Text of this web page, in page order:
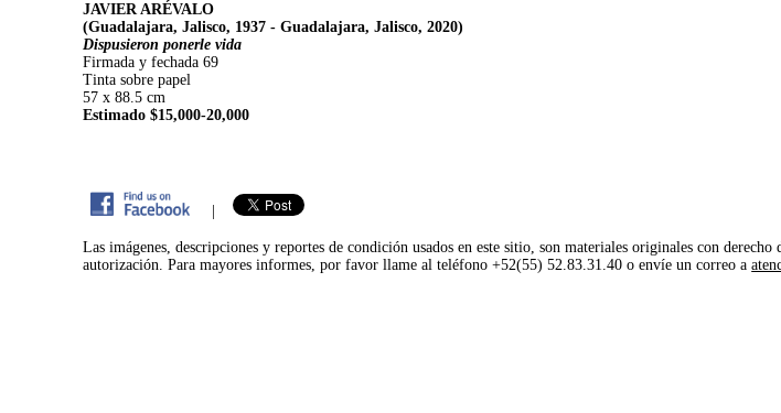
JAVIER ARÉVALO
(Guadalajara, Jalisco, 1937 - Guadalajara, Jalisco, 2020)
Dispusieron ponerle vida
Firmada y fechada 69
Tinta sobre papel
57 x 88.5 cm
Estimado $15,000-20,000
|
Las imágenes, descripciones y reportes de condición usados en este sitio, son materiales originales con
autorización. Para mayores informes, por favor llame al teléfono +52(55) 52.83.31.40 o envíe un correo a